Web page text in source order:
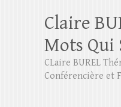
Claire
Mots Qui
CLaire BUREL
Conférencière et